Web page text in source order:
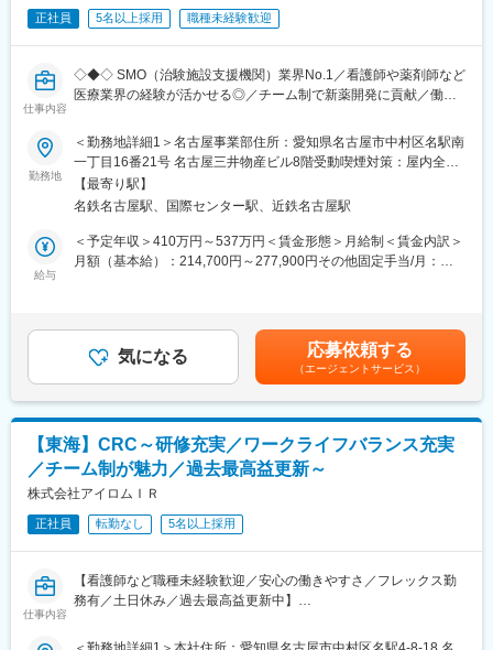
ェンジ、事業の枠をこえ新たなキャリアにチャレンジされている
方もいらっしゃいます。
変更の範囲：会社の定める業務
ートを用いながら習熟度を測り、入社後1年程度で一人で担当を持
■同社の魅力：
・チームワーク：通常は1人で業務にあたることが多いですが、困
られます。また、家族の急な体調不良や突発休の場合にも周囲が
代理対応をしてくれる風土があり、チームワークが強みです。
・働きやすい環境：2019年度の月間の平均残業時間は12.1時間で
した。管理職における女性比率も63.6%と、ライフイベントの多
りますが、定期的にあるものではなく適性や希望に応じて配置し
ています。
正社員 5名以上採用 職種未経験歓迎
仕事内容
◇◆◇ SMO（治験施設支援機関）業界No.1／看護師や薬剤師など
医療業界の経験が活かせる◎／チーム制で新薬開発に貢献／働き
【CRC=治験コーディネーターとは？】
病院・クリニックを訪問して、患者様や医師や院内スタッフ、さ
らに製薬企業との連絡・調整役を担います。また、治験を受けて
いただく患者様の相談相手となり、じっくり向き合う仕事です。
【CRCのやりがい】
接聞けることもあります。患者様や医療機関から「ありがとう」
と感謝の言葉をいただけたときの喜びは、ひとしおです。
■午前：
・治験の進捗状況の確認や患者様対応の予定などを、院内の治験
事務局に共有
・来院された患者様の診察や検査に同席し、治験が手順通りに行
われているか、患者様の状態変化が無いかを確認します。
■午後：
・患者様の報告書作成
・治験の参加候補となる患者様をカルテから探す
・医師との打ち合わせ
勤務地
＜勤務地詳細1＞名古屋事業部住所：愛知県名古屋市中村区名駅南
一丁目16番21号 名古屋三井物産ビル8階受動喫煙対策：屋内全面
禁煙＜勤務地詳細2＞石川・福井エリア住所：石川県 受動喫煙対
策：屋内全面禁煙変更の範囲：会社の定める事業所
【最寄り駅】
名鉄名古屋駅、国際センター駅、近鉄名古屋駅
給与
＜予定年収＞410万円～537万円＜賃金形態＞月給制＜賃金内訳＞
月額（基本給）：214,700円～277,900円その他固定手当/月：
CRC手当・休日連絡対応手当■賞与：年2回（6月、12月）／昇
給：年1回（10月）※業績に応じ、決算賞与（秋季賞与）支給の場
合あり（10月）■時間外・休日出勤手当等の割増賃金は別途支給
賃金はあくまでも目安の金額であり、選考を通じて上下する可能
性があります。月給(月額)は固定手当を含めた表記です。
気になる 応募依頼する
（エージェントサービス）
【東海】CRC～研修充実／ワークライフバランス充実
／チーム制が魅力／過去最高益更新～
株式会社アイロムＩＲ
正社員 転勤なし 5名以上採用
仕事内容
【看護師など職種未経験歓迎／安心の働きやすさ／フレックス勤
務有／土日休み／過去最高益更新中】
験コーディネーター）として下記業務を行っていただきます。